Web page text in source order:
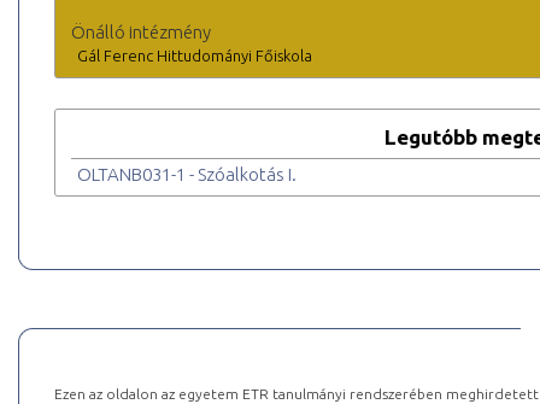
Önálló intézmény
Gál Ferenc Hittudományi Főiskola
Legutóbb
OLTANB031-1 - Szóalkotás I.
Ezen az oldalon az egyetem ETR tanulmányi rendszerében